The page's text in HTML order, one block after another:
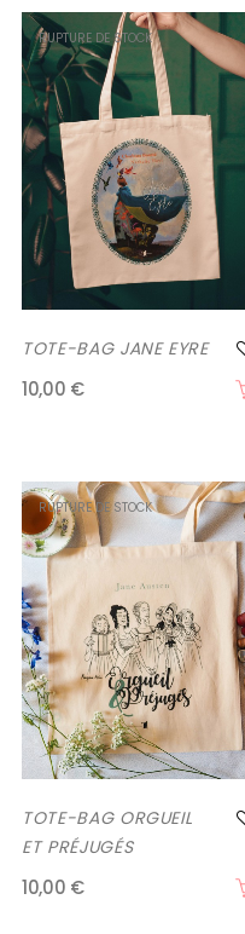
RUPTURE DE STOCK
TOTE-BAG JANE EYRE
10,00 €
RUPTURE DE STOCK
TOTE-BAG ORGUEIL
ET PRÉJUGÉS
10,00 €